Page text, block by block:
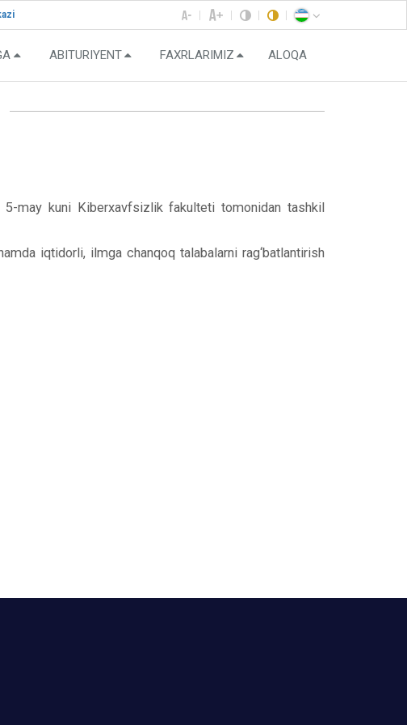
ABITURIYENT FAXRLARIMIZ ALOQA
may kuni Kiberxavfsizlik fakulteti tomonidan tashkil
iqtidorli, ilmga chanqoq talabalarni rag‘batlantirish